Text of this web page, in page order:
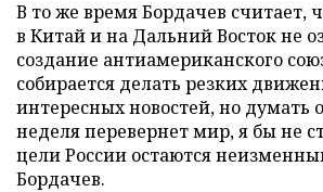
В то же время Бордачев считает,
в Китай и на Дальний Восток не
создание антиамериканского
собирается делать резких
интересных новостей, но думать
неделя перевернет мир, я бы не
цели России остаются
Бордачев.